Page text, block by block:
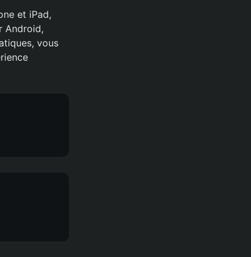
et iPad,
Android,
vous